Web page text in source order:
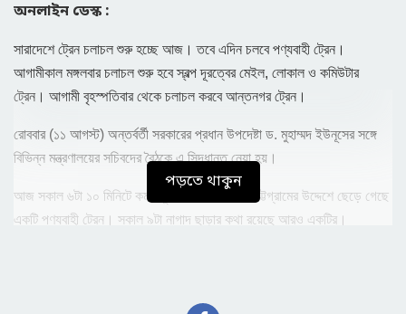
অনলাইন ডেস্ক :
সারাদেশে ট্রেন চলাচল শুরু হচ্ছে আজ। তবে এদিন চলবে পণ্যবাহী ট্রেন।
আগামীকাল মঙ্গলবার চলাচল শুরু হবে স্বল্প দূরত্বের মেইল, লোকাল ও কমিউটার
ট্রেন। আগামী বৃহস্পতিবার থেকে চলাচল করবে আন্তনগর ট্রেন।
রোববার (১১ আগস্ট) অন্তর্বর্তী সরকারের প্রধান উপদেষ্টা ড. মুহাম্মদ ইউনূসের সঙ্গে
বিভিন্ন মন্ত্রণালয়ের সচিবদের বৈঠকে এ সিদ্ধান্ত নেয়া হয়।
আজ সকাল ৬টা ১০ মিনিটে কমলাপুর রেলস্টেশন থেকে চট্টগ্রামের উদ্দেশে ছেড়ে গেছে
একটি পণ্যবাহী ট্রেন। সকাল ৯টা নাগাদ ছাড়ার কথা রয়েছে আরও একটির।
ট্রেন চলাচল বন্ধ ঘোষণা করে রেল কর্তৃপক্ষ। গত ১ আগস্ট স্বল্প দূরত্বে ট্রেন চলাচল
পড়তে থাকুন